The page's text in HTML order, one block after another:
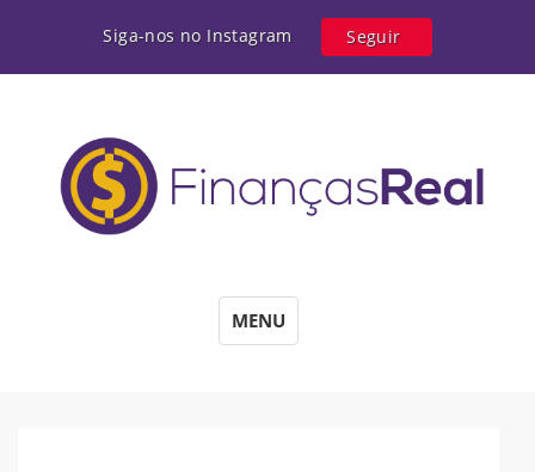
Siga-nos no Instagram Seguir
MENU